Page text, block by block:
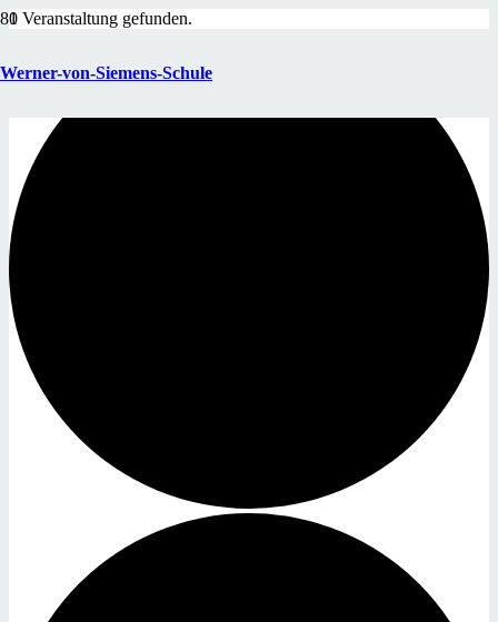
Werner-von-Siemens-Schule
1 Veranstaltung gefunden.